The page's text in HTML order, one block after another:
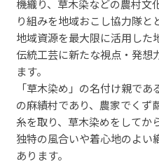
機織り、草木染などの農村文
り組みを地域おこし協力隊と
地域資源を最大限に活用した
伝統工芸に新たな視点・発想
ます。
「草木染め」の名付け親で
の麻績村であり、農家でくず
糸を取り、草木染めをしてか
独特の風合いや着心地のよい
あります。